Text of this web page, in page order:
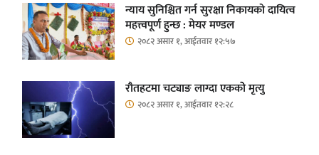
न्याय सुनिश्चित गर्न सुरक्षा निकायको दायित्व
महत्त्वपूर्ण हुन्छ : मेयर मण्डल
२०८२ असार १, आईतवार १२:५७
रौतहटमा चट्याङ लाग्दा एककोे मृत्यु
२०८२ असार १, आईतवार १२:२८